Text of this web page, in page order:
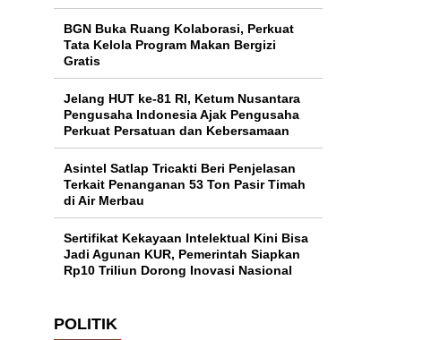
BGN Buka Ruang Kolaborasi, Perkuat
Tata Kelola Program Makan Bergizi
Gratis
Jelang HUT ke-81 RI, Ketum Nusantara
Pengusaha Indonesia Ajak Pengusaha
Perkuat Persatuan dan Kebersamaan
Asintel Satlap Tricakti Beri Penjelasan
Terkait Penanganan 53 Ton Pasir Timah
di Air Merbau
Sertifikat Kekayaan Intelektual Kini Bisa
Jadi Agunan KUR, Pemerintah Siapkan
Rp10 Triliun Dorong Inovasi Nasional
POLITIK